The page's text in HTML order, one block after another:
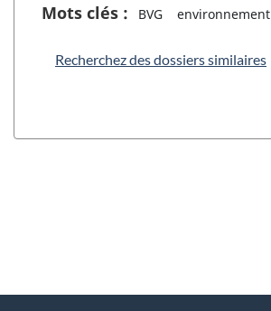
Mots clés : BVG environnement
Recherchez des dossiers similaires
D